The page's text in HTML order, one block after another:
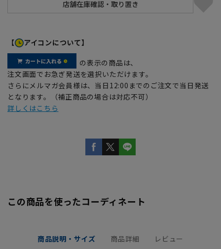
【 アイコンについて】
の表示の商品は、
注文画面でお急ぎ発送を選択いただけます。
さらにメルマガ会員様は、当日12:00までのご注文で当日発送
となります。（補正商品の場合は対応不可）
詳しくはこちら
この商品を使ったコーディネート
商品説明・サイズ 商品詳細 レビュー